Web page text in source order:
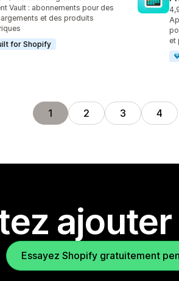
Vault : abonnements pour des
et des produits
for Shopify
et
1 2 3 4
Essayez Shopify gratuitement